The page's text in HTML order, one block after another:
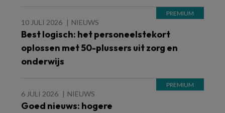
10 JULI 2026 NIEUWS
Best logisch: het personeelstekort
oplossen met 50-plussers uit zorg en
onderwijs
6 JULI 2026 NIEUWS
Goed nieuws: hogere